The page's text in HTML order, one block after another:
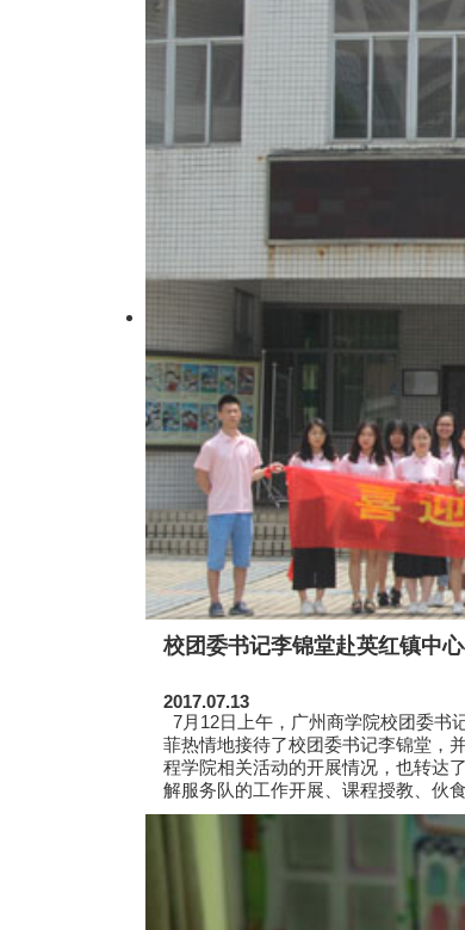
校团委书记李锦堂赴英红镇中
2017.07.13
7月12日上午，广州商学院校团委书
菲热情地接待了校团委书记李锦堂
程学院相关活动的开展情况，也转达
解服务队的工作开展、课程授教、伙